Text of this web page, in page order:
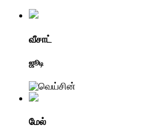
வீசாட்
ஜூடி
மேல்